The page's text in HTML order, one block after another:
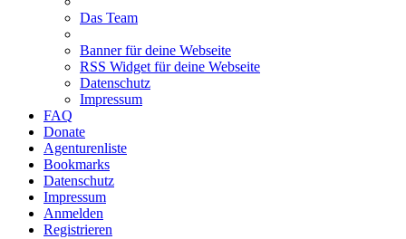
Das Team
Banner für deine Webseite
RSS Widget für deine Webseite
Datenschutz
Impressum
FAQ
Donate
Agenturenliste
Bookmarks
Datenschutz
Impressum
Anmelden
Registrieren